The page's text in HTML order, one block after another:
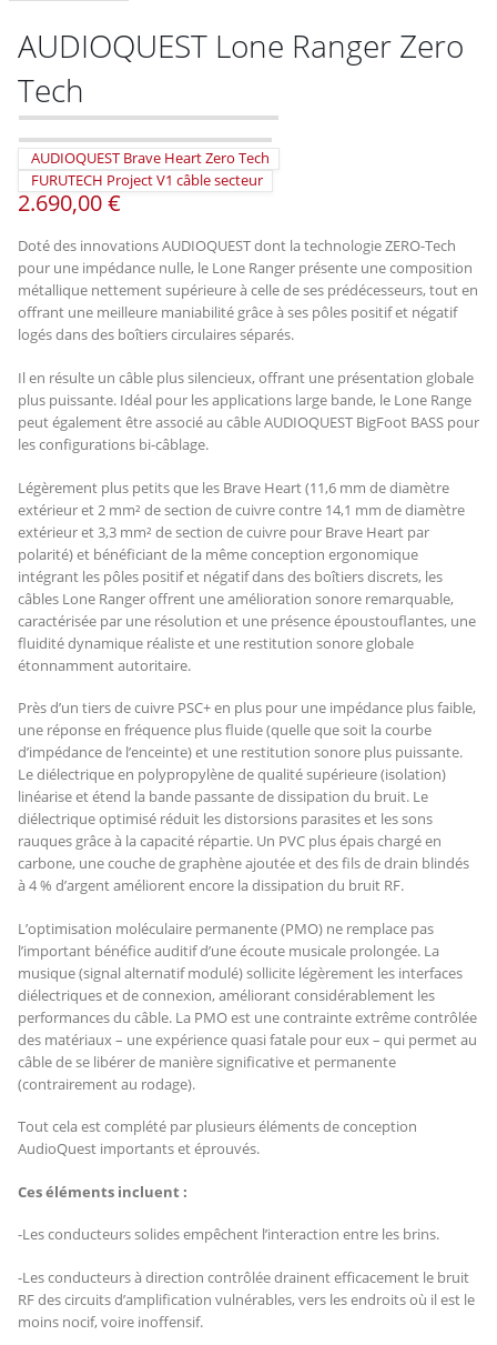
AUDIOQUEST Lone Ranger Zero
Tech
AUDIOQUEST Brave Heart Zero Tech
FURUTECH Project V1 câble secteur
2.690,00€
Doté des innovations AUDIOQUEST dont la technologie ZERO-Tech
pour une impédance nulle, le Lone Ranger présente une composition
métallique nettement supérieure à celle de ses prédécesseurs, tout en
offrant une meilleure maniabilité grâce à ses pôles positif et négatif
logés dans des boîtiers circulaires séparés.
Il en résulte un câble plus silencieux, offrant une présentation globale
plus puissante. Idéal pour les applications large bande, le Lone Range
peut également être associé au câble AUDIOQUEST BigFoot BASS pour
les configurations bi-câblage.
Légèrement plus petits que les Brave Heart (11,6 mm de diamètre
extérieur et 2 mm² de section de cuivre contre 14,1 mm de diamètre
extérieur et 3,3 mm² de section de cuivre pour Brave Heart par
polarité) et bénéficiant de la même conception ergonomique
intégrant les pôles positif et négatif dans des boîtiers discrets, les
câbles Lone Ranger offrent une amélioration sonore remarquable,
caractérisée par une résolution et une présence époustouflantes, une
fluidité dynamique réaliste et une restitution sonore globale
étonnamment autoritaire.
Près d’un tiers de cuivre PSC+ en plus pour une impédance plus faible,
une réponse en fréquence plus fluide (quelle que soit la courbe
d’impédance de l’enceinte) et une restitution sonore plus puissante.
Le diélectrique en polypropylène de qualité supérieure (isolation)
linéarise et étend la bande passante de dissipation du bruit. Le
diélectrique optimisé réduit les distorsions parasites et les sons
rauques grâce à la capacité répartie. Un PVC plus épais chargé en
carbone, une couche de graphène ajoutée et des fils de drain blindés
à 4 % d’argent améliorent encore la dissipation du bruit RF.
L’optimisation moléculaire permanente (PMO) ne remplace pas
l’important bénéfice auditif d’une écoute musicale prolongée. La
musique (signal alternatif modulé) sollicite légèrement les interfaces
diélectriques et de connexion, améliorant considérablement les
performances du câble. La PMO est une contrainte extrême contrôlée
des matériaux – une expérience quasi fatale pour eux – qui permet au
câble de se libérer de manière significative et permanente
(contrairement au rodage).
Tout cela est complété par plusieurs éléments de conception
AudioQuest importants et éprouvés.
Ces éléments incluent :
-Les conducteurs solides empêchent l’interaction entre les brins.
-Les conducteurs à direction contrôlée drainent efficacement le bruit
RF des circuits d’amplification vulnérables, vers les endroits où il est le
moins nocif, voire inoffensif.